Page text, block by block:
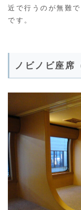
近で行うのが無難
です。
ノビノビ座席